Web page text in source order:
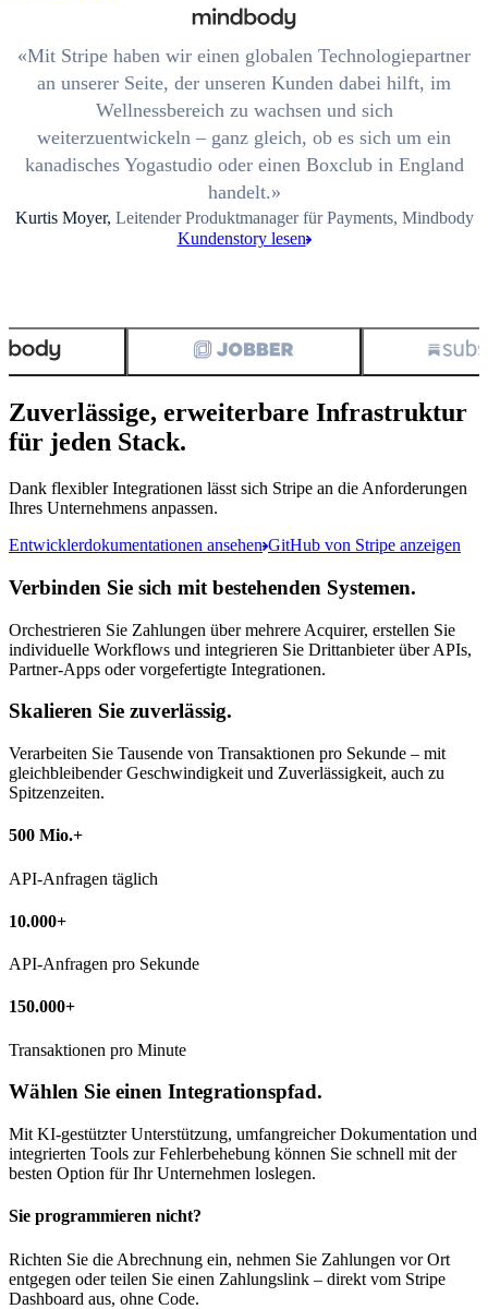
Mit Stripe haben wir einen globalen Technologiepartner
an unserer Seite, der unseren Kunden dabei hilft, im
Wellnessbereich zu wachsen und sich
weiterzuentwickeln – ganz gleich, ob es sich um ein
kanadisches Yogastudio oder einen Boxclub in England
handelt.
Kurtis Moyer, Leitender Produktmanager für Payments, Mindbody
Kundenstory lesen
Zuverlässige, erweiterbare Infrastruktur
für jeden Stack.
Dank flexibler Integrationen lässt sich Stripe an die Anforderungen
Ihres Unternehmens anpassen.
Entwicklerdokumentationen ansehen GitHub von Stripe anzeigen
Verbinden Sie sich mit bestehenden Systemen.
Orchestrieren Sie Zahlungen über mehrere Acquirer, erstellen Sie
individuelle Workflows und integrieren Sie Drittanbieter über APIs,
Partner-Apps oder vorgefertigte Integrationen.
Skalieren Sie zuverlässig.
Verarbeiten Sie Tausende von Transaktionen pro Sekunde – mit
gleichbleibender Geschwindigkeit und Zuverlässigkeit, auch zu
Spitzenzeiten.
500 Mio.+
API-Anfragen täglich
10.000+
API-Anfragen pro Sekunde
150.000+
Transaktionen pro Minute
Wählen Sie einen Integrationspfad.
Mit KI-gestützter Unterstützung, umfangreicher Dokumentation und
integrierten Tools zur Fehlerbehebung können Sie schnell mit der
besten Option für Ihr Unternehmen loslegen.
Sie programmieren nicht?
Richten Sie die Abrechnung ein, nehmen Sie Zahlungen vor Ort
entgegen oder teilen Sie einen Zahlungslink – direkt vom Stripe
Dashboard aus, ohne Code.